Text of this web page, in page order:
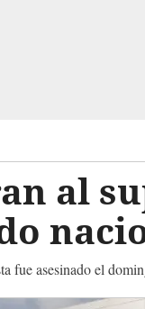
al
fue asesinado el